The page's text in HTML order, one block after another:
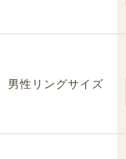
男性リングサイズ